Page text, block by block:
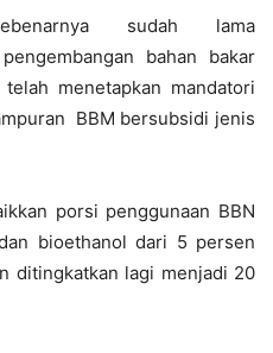
sudah lama
bahan bakar
menetapkan mandatori
BBM bersubsidi jenis
porsi penggunaan BBN
bioethanol dari 5 persen
ditingkatkan lagi menjadi 20